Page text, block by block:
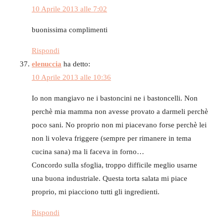
10 Aprile 2013 alle 7:02
buonissima complimenti
Rispondi
elenuccia ha detto:
10 Aprile 2013 alle 10:36
Io non mangiavo ne i bastoncini ne i bastoncelli. Non
perchè mia mamma non avesse provato a darmeli perchè
poco sani. No proprio non mi piacevano forse perchè lei
non li voleva friggere (sempre per rimanere in tema
cucina sana) ma li faceva in forno…
Concordo sulla sfoglia, troppo difficile meglio usarne
una buona industriale. Questa torta salata mi piace
proprio, mi piacciono tutti gli ingredienti.
Rispondi